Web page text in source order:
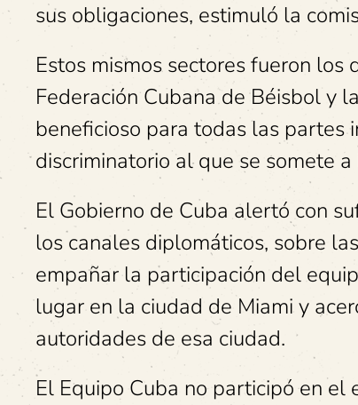
sus obligaciones, estimuló la
Estos mismos sectores fueron
Federación Cubana de Béisbol y
beneficioso para todas las partes
discriminatorio al que se somete
El Gobierno de Cuba alertó con
los canales diplomáticos, sobre
empañar la participación del
lugar en la ciudad de Miami y
autoridades de esa ciudad.
El Equipo Cuba no participó en